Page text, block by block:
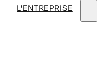
L'ENTREPRISE